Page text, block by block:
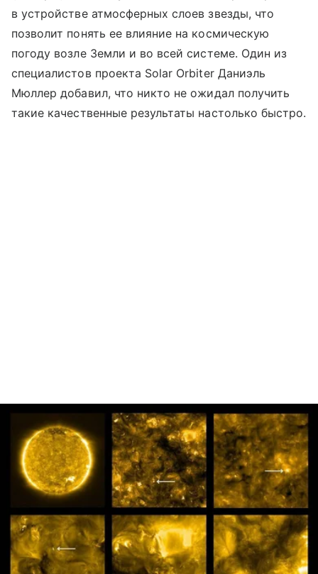
в устройстве атмосферных слоев звезды, что
позволит понять ее влияние на космическую
погоду возле Земли и во всей системе. Один из
специалистов проекта Solar Orbiter Даниэль
Мюллер добавил, что никто не ожидал получить
такие качественные результаты настолько быстро.